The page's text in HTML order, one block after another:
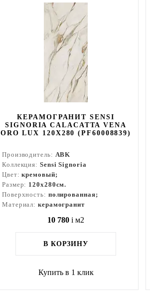
КЕРАМОГРАНИТ SENSI
SIGNORIA CALACATTA VENA
ORO LUX 120X280 (PF60008839)
Производитель: ABK
Коллекция: Sensi Signoria
Цвет:кремовый;
Размер: 120x280см.
Поверхность: полированная;
Материал: керамогранит
10 780 i м2
В КОРЗИНУ
Купить в 1 клик